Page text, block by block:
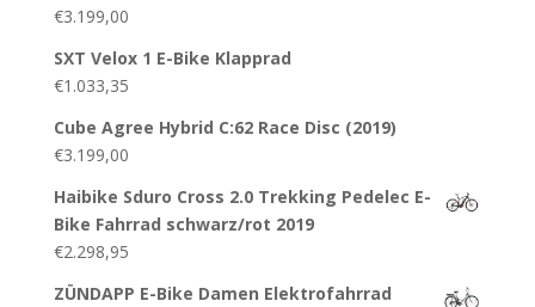
€3.199,00
SXT Velox 1 E-Bike Klapprad
€1.033,35
Cube Agree Hybrid C:62 Race Disc (2019)
€3.199,00
Haibike Sduro Cross 2.0 Trekking Pedelec E-
Bike Fahrrad schwarz/rot 2019
€2.298,95
ZÜNDAPP E-Bike Damen Elektrofahrrad